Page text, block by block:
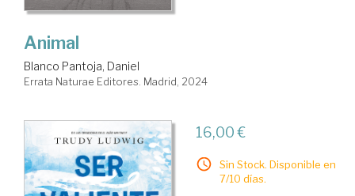
Animal
Blanco Pantoja, Daniel
Errata Naturae Editores. Madrid, 2024
16,00 €
Sin Stock. Disponible en
7/10 días.